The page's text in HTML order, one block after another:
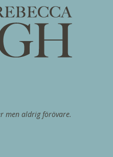
men aldrig förövare.